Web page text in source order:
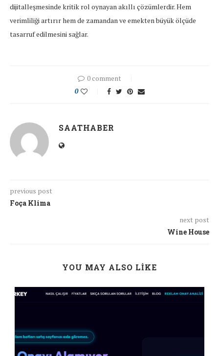
dijitalleşmesinde kritik rol oynayan akıllı çözümlerdir. Hem
verimliliği artırır hem de zamandan ve emekten büyük ölçüde
tasarruf edilmesini sağlar.
0 comment
0
SAATHABER
previous post
Foça Klima
next post
Wine House
YOU MAY ALSO LIKE